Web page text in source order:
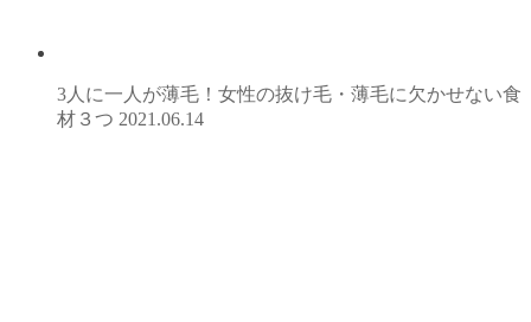
3人に一人が薄毛！女性の抜け毛・薄毛に欠かせない食
材３つ 2021.06.14